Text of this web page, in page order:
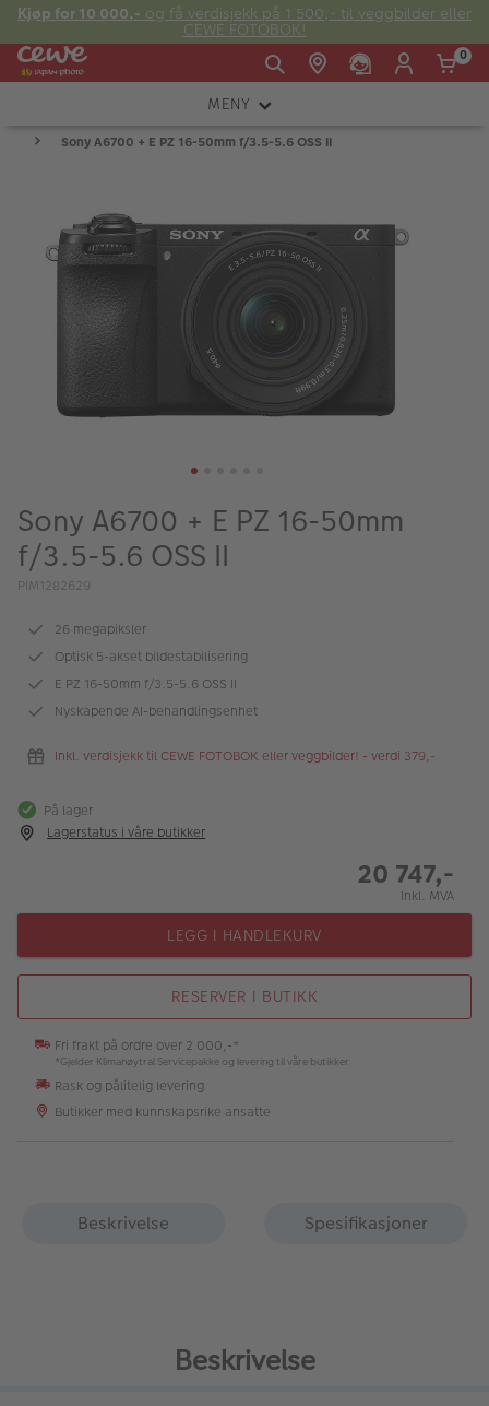
Kjøp for 10 000,- og få verdisjekk på 1 500,- til veggbilder eller
CEWE FOTOBOK!
Fre:
20:00
Søndag:
E-post:
0
MENY
KAMERA
FOTOTILBEHØR
LYS OG STUDIO
INSTANTFOTO
ANALOG
KIKKERTER
Kampanjer
Merker
Lagersalg
Bildeprodukter
Fotokurs
Butikkoversikt
Sony A6700 + E PZ 16-50mm f/3.5-5.6 OSS II
Sony A6700 + E PZ 16-50mm
f/3.5-5.6 OSS II
PIM1282629
26 megapiksler
Optisk 5-akset bildestabilisering
E PZ 16-50mm f/3.5-5.6 OSS II
Nyskapende AI-behandlingsenhet
Inkl. verdisjekk til CEWE FOTOBOK eller veggbilder! - verdi 379,-
På lager
Lagerstatus i våre butikker
20 747,-
Inkl. MVA
LEGG I HANDLEKURV
RESERVER I BUTIKK
Fri frakt på ordre over 2 000,-*
*Gjelder Klimanøytral Servicepakke og levering til våre butikker
Rask og pålitelig levering
Butikker med kunnskapsrike ansatte
Beskrivelse Spesifikasjoner
Beskrivelse